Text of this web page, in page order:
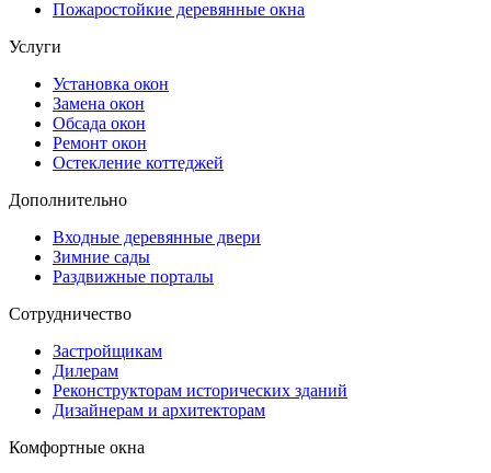
Пожаростойкие деревянные окна
Услуги
Установка окон
Замена окон
Обсада окон
Ремонт окон
Остекление коттеджей
Дополнительно
Входные деревянные двери
Зимние сады
Раздвижные порталы
Сотрудничество
Застройщикам
Дилерам
Реконструкторам исторических зданий
Дизайнерам и архитекторам
Комфортные окна